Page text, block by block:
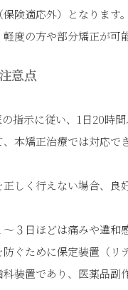
険適応外）となります。
度の方や部分矯正が可
意点
指示に従い、1日20時間
本矯正治療では対応で
しく行えない場合、良
３日ほどは痛みや違和
ぐために保定装置（リ
装置であり、医薬品副